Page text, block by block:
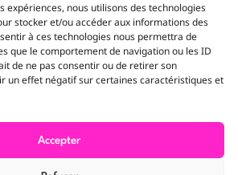
expériences, nous utilisons des technologies
stocker et/ou accéder aux informations des
à ces technologies nous permettra de
que le comportement de navigation ou les ID
de ne pas consentir ou de retirer son
un effet négatif sur certaines caractéristiques et
Accepter